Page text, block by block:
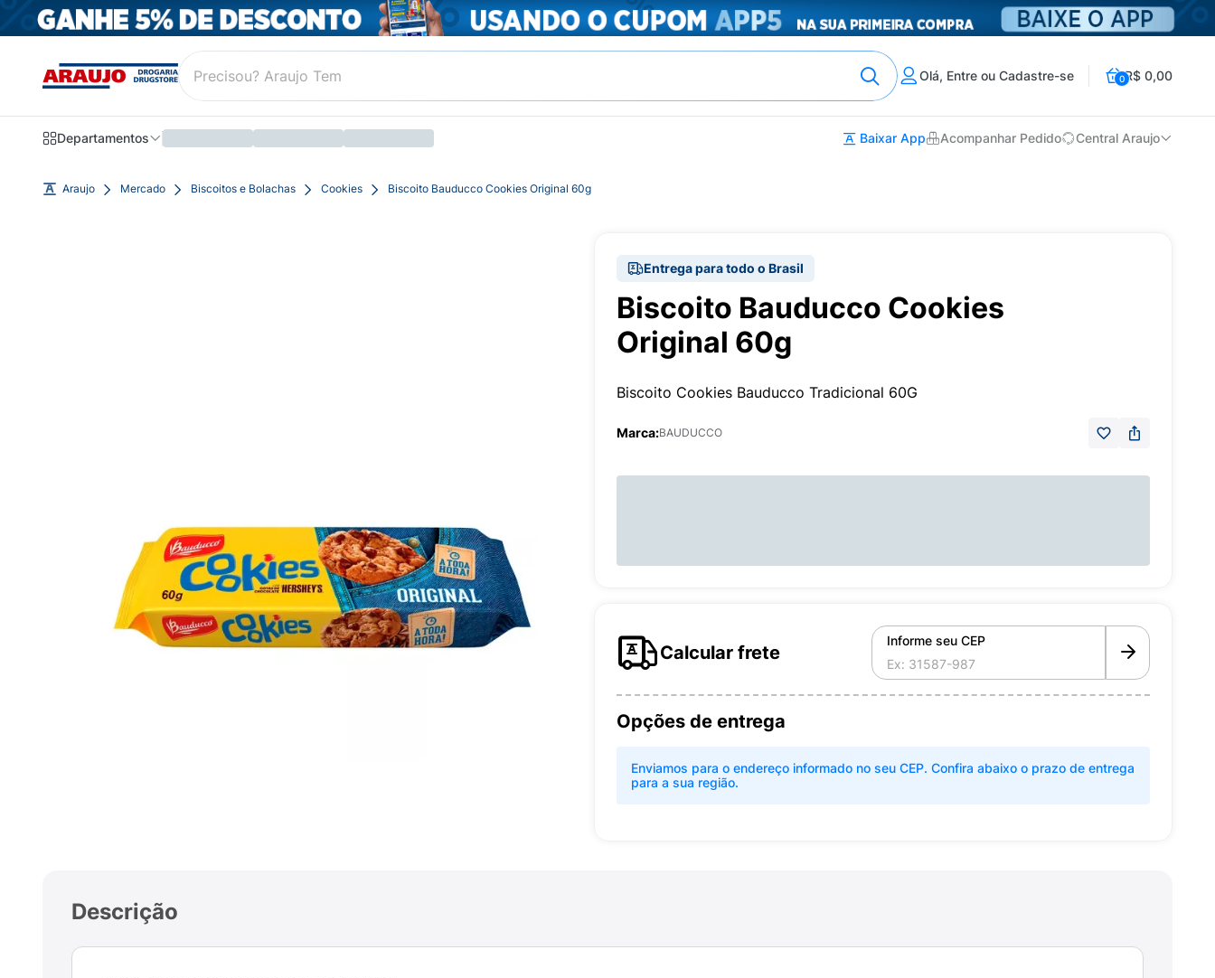
Olá, Entre ou Cadastre-se 0R$ 0,00
Departamentos Baixar App Acompanhar Pedido Central Araujo
Araujo Mercado Biscoitos e Bolachas Cookies Biscoito Bauducco Cookies Original 60g
Entrega para todo o Brasil
Biscoito Bauducco Cookies
Original 60g
Biscoito Cookies Bauducco Tradicional 60G
Marca:BAUDUCCO
Calcular frete
Informe seu CEP
Opções de entrega
Enviamos para o endereço informado no seu CEP. Confira abaixo o prazo de entrega
para a sua região.
Descrição